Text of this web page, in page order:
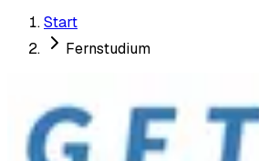
Start
Fernstudium